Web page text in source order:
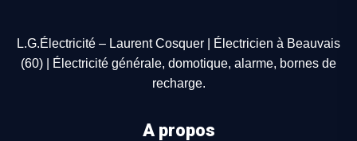
L.G.Électricité – Laurent Cosquer | Électricien à Beauvais
(60) | Électricité générale, domotique, alarme, bornes de
recharge.
A propos